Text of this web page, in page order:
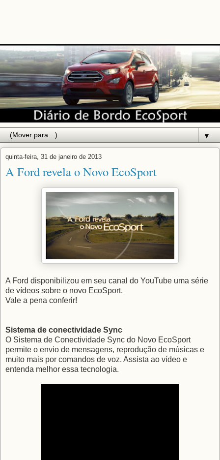
▼
quinta-feira, 31 de janeiro de 2013
A Ford revela o Novo EcoSport
A Ford disponibilizou em seu canal do YouTube uma série
de vídeos sobre o novo EcoSport.
Vale a pena conferir!
Sistema de conectividade Sync
O Sistema de Conectividade Sync do Novo EcoSport
permite o envio de mensagens, reprodução de músicas e
muito mais por comandos de voz. Assista ao vídeo e
entenda melhor essa tecnologia.